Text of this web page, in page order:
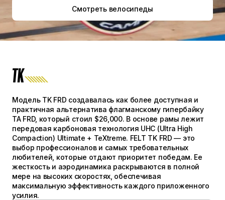
Смотреть велосипеды
TK
Модель TK FRD создавалась как более доступная и
практичная альтернатива флагманскому гипербайку
TA FRD, который стоил $26,000. В основе рамы лежит
передовая карбоновая технология UHC (Ultra High
Compaction) Ultimate + TeXtreme. FELT TK FRD — это
выбор профессионалов и самых требовательных
любителей, которые отдают приоритет победам. Ее
жесткость и аэродинамика раскрываются в полной
мере на высоких скоростях, обеспечивая
максимальную эффективность каждого приложенного
усилия.